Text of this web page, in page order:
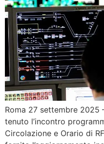
Roma 27 settembre 2025
tenuto l’incontro
Circolazione e Orario di